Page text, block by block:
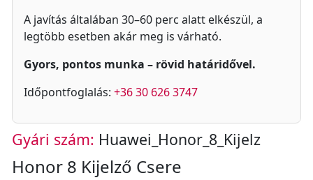
A javítás általában 30–60 perc alatt elkészül, a
legtöbb esetben akár meg is várható.
Gyors, pontos munka – rövid határidővel.
Időpontfoglalás: +36 30 626 3747
Gyári szám: Huawei_Honor_8_Kijelz
Honor 8 Kijelző Csere